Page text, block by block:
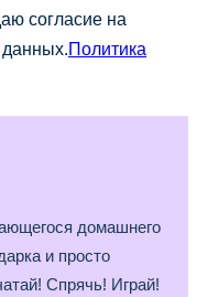
согласие на
Политика
домашнего
и просто
Спрячь! Играй!